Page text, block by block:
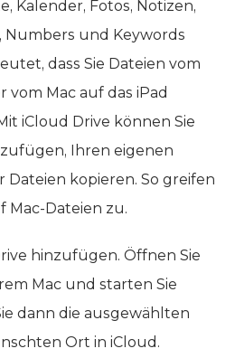
Kalender, Fotos, Notizen,
Numbers und Keywords
dass Sie Dateien vom
vom Mac auf das iPad
iCloud Drive können Sie
Ihren eigenen
kopieren. So greifen
Mac-Dateien zu.
hinzufügen. Öffnen Sie
Mac und starten Sie
dann die ausgewählten
Ort in iCloud.